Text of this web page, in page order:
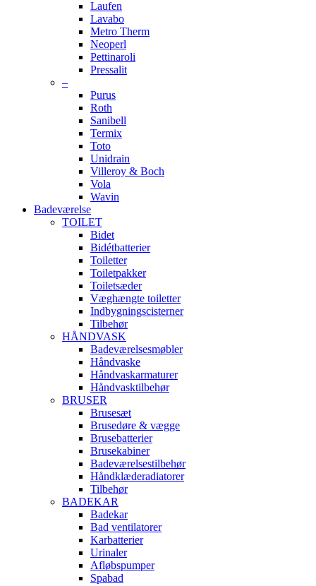
Laufen
Lavabo
Metro Therm
Neoperl
Pettinaroli
Pressalit
–
Purus
Roth
Sanibell
Termix
Toto
Unidrain
Villeroy & Boch
Vola
Wavin
Badeværelse
TOILET
Bidet
Bidétbatterier
Toiletter
Toiletpakker
Toiletsæder
Væghængte toiletter
Indbygningscisterner
Tilbehør
HÅNDVASK
Badeværelsesmøbler
Håndvaske
Håndvaskarmaturer
Håndvasktilbehør
BRUSER
Brusesæt
Brusedøre & vægge
Brusebatterier
Brusekabiner
Badeværelsestilbehør
Håndklæderadiatorer
Tilbehør
BADEKAR
Badekar
Bad ventilatorer
Karbatterier
Urinaler
Afløbspumper
Spabad